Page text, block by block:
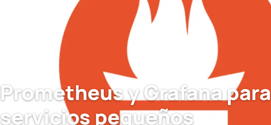
Prometheus y Grafana para
servicios pequeños